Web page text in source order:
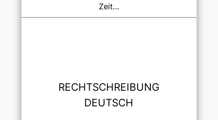
Zeit…
RECHTSCHREIBUNG
DEUTSCH